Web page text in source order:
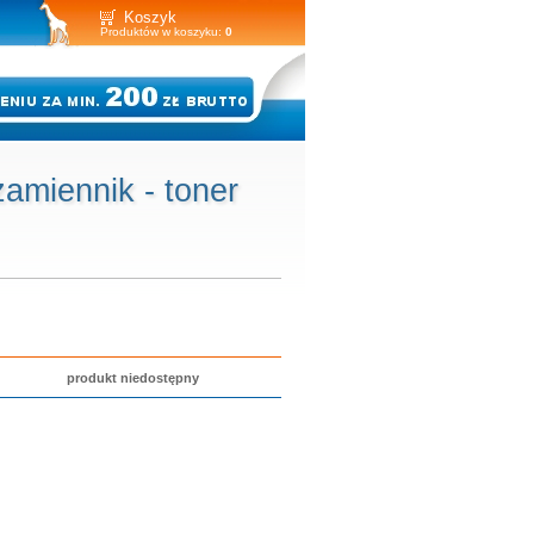
Koszyk
Produktów w koszyku: 0
- toner
produkt niedostępny